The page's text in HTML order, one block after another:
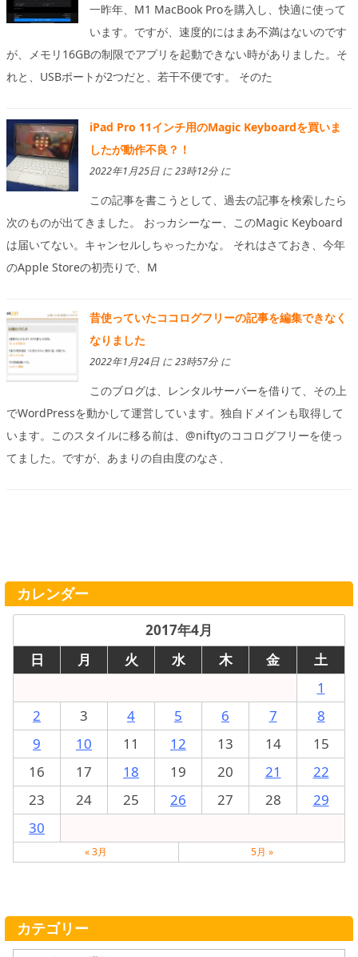
一昨年、M1 MacBook Proを購入し、快適に使って
います。ですが、速度的にはまあ不満はないのです
が、メモリ16GBの制限でアプリを起動できない時がありました。そ
れと、USBポートが2つだと、若干不便です。 そのた
iPad Pro 11インチ用のMagic Keyboardを買いま
したが動作不良？！
2022年1月25日 に 23時12分 に
この記事を書こうとして、過去の記事を検索したら
次のものが出てきました。 おっカシーなー、このMagic Keyboard
は届いてない。キャンセルしちゃったかな。 それはさておき、今年
のApple Storeの初売りで、M
昔使っていたココログフリーの記事を編集できなく
なりました
2022年1月24日 に 23時57分 に
このブログは、レンタルサーバーを借りて、その上
でWordPressを動かして運営しています。独自ドメインも取得して
います。このスタイルに移る前は、@niftyのココログフリーを使っ
てました。ですが、あまりの自由度のなさ、
カレンダー
2017年4月
日
月 火 水 木 金
土
1
2
3 4 5 6 7
8
9
10 11 12 13 14
15
16
17 18 19 20 21
22
23
24 25 26 27 28
29
30
« 3月 5月 »
カテゴリー